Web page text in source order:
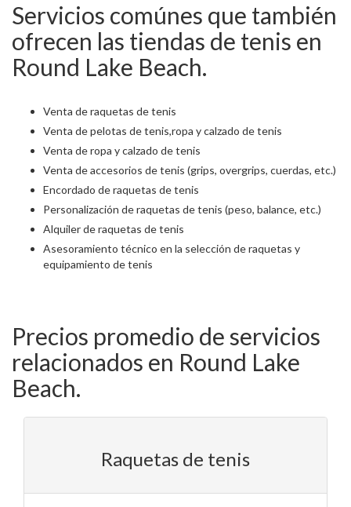
Servicios comúnes que también
ofrecen las tiendas de tenis en
Round Lake Beach.
Venta de raquetas de tenis
Venta de pelotas de tenis,ropa y calzado de tenis
Venta de ropa y calzado de tenis
Venta de accesorios de tenis (grips, overgrips, cuerdas, etc.)
Encordado de raquetas de tenis
Personalización de raquetas de tenis (peso, balance, etc.)
Alquiler de raquetas de tenis
Asesoramiento técnico en la selección de raquetas y
equipamiento de tenis
Precios promedio de servicios
relacionados en Round Lake
Beach.
Raquetas de tenis